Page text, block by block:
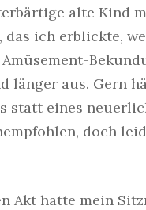
alte Kind
ich erblickte,
länger aus. Gern
statt eines
doch
Akt hatte mein